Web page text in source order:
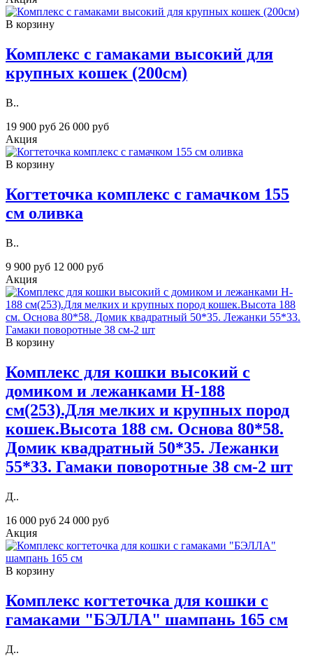
В корзину
Комплекс с гамаками высокий для
крупных кошек (200см)
В..
19 900 руб 26 000 руб
Акция
В корзину
Когтеточка комплекс с гамачком 155
см оливка
В..
9 900 руб 12 000 руб
Акция
В корзину
Комплекс для кошки высокий с
домиком и лежанками H-188
см(253).Для мелких и крупных пород
кошек.Высота 188 см. Основа 80*58.
Домик квадратный 50*35. Лежанки
55*33. Гамаки поворотные 38 см-2 шт
Д..
16 000 руб 24 000 руб
Акция
В корзину
Комплекс когтеточка для кошки с
гамаками "БЭЛЛА" шампань 165 см
Д..